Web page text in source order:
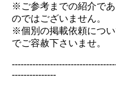
※ご参考までの紹介で
のではございません。
※個別の掲載依頼につ
でご容赦下さいませ。
---------------